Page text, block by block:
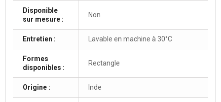
Disponible
sur mesure :
Non
Entretien : Lavable en machine à 30°C
Formes
disponibles :
Rectangle
Origine : Inde